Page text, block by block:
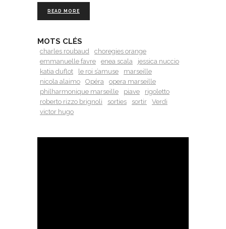
READ MORE
MOTS CLÉS
charles roubaud
choregies orange
emmanuelle favre
enea scala
jessica nuccio
katia duflot
le roi s’amuse
marseille
nicola alaimo
Opéra
opera marseille
philharmonique marseille
piave
rigoletto
roberto rizzo brignoli
sorties sortir
Verdi
victor hugo